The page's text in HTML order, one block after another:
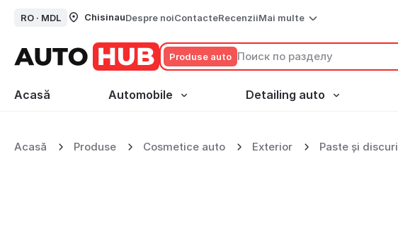
RO · MDL ChisinauDespre noiContacteRecenziiMai multe
Produse auto
Acasă Automobile Detailing auto
SONAX - Disc din lut
Acasă Produse Cosmetice auto Exterior Paste și discuri